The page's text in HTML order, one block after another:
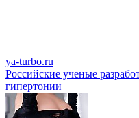
ya-turbo.ru
Российские ученые
гипертонии